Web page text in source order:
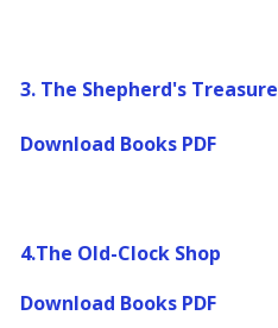
3. The Shepherd's Treasure
Download Books PDF
4.The Old-Clock Shop
Download Books PDF